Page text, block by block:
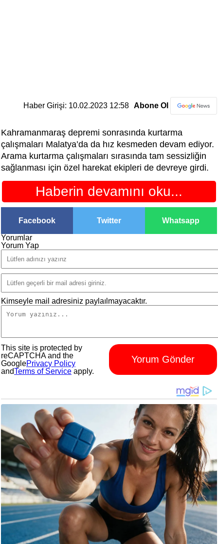
Haber Girişi: 10.02.2023 12:58 Abone Ol
Kahramanmaraş depremi sonrasında kurtarma
çalışmaları Malatya’da da hız kesmeden devam ediyor.
Arama kurtarma çalışmaları sırasında tam sessizliğin
sağlanması için özel harekat ekipleri de devreye girdi.
Haberin devamını oku...
Facebook Twitter Whatsapp
Yorumlar
Yorum Yap
Kimseyle mail adresiniz paylaılmayacaktır.
Yorum Gönder
This site is protected by
reCAPTCHA and the
GooglePrivacy Policy
andTerms of Service apply.